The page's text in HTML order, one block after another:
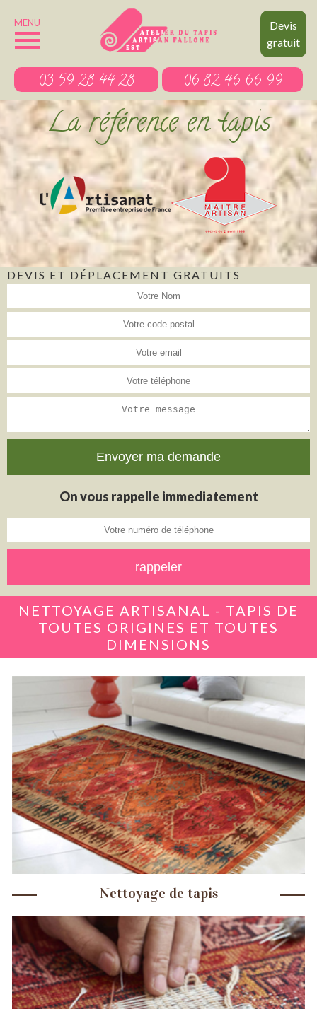
Devis
gratuit
MENU
03 59 28 44 28 06 82 46 66 99
La référence en tapis
DEVIS ET DÉPLACEMENT GRATUITS
On vous rappelle immediatement
NETTOYAGE ARTISANAL - TAPIS DE
TOUTES ORIGINES ET TOUTES
DIMENSIONS
Nettoyage de tapis